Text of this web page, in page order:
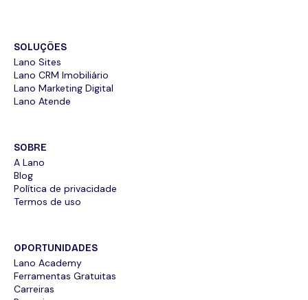
SOLUÇÕES
Lano Sites
Lano CRM Imobiliário
Lano Marketing Digital
Lano Atende
SOBRE
A Lano
Blog
Política de privacidade
Termos de uso
OPORTUNIDADES
Lano Academy
Ferramentas Gratuitas
Carreiras